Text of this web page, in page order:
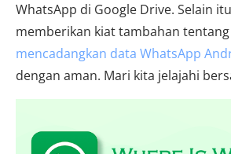
WhatsApp di Google Drive. Selain
memberikan kiat tambahan
mencadangkan data WhatsApp
dengan aman. Mari kita jelajahi